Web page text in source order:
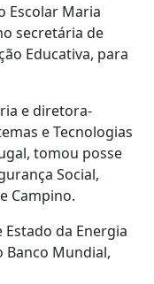
Escolar Maria
secretária de
Educativa, para
e diretora-
e Tecnologias
tomou posse
Social,
Campino.
da Energia
Banco Mundial,